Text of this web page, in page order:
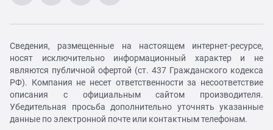
Сведения, размещенные на настоящем интернет-ресурсе,
носят исключительно информационный характер и не
являются публичной офертой (ст. 437 Гражданского кодекса
РФ). Компания не несет ответственности за несоответствие
описания с официальным сайтом производителя.
Убедительная просьба дополнительно уточнять указанные
данные по электронной почте или контактным телефонам.